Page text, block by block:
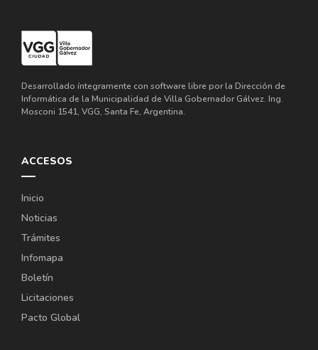
Desarrollado íntegramente con software libre por la Dirección de
Informática de la Municipalidad de Villa Gobernador Gálvez. Ing.
Mosconi 1541, VGG, Santa Fe, Argentina.
ACCESOS
Inicio
Noticias
Trámites
Infomapa
Boletín
Licitaciones
Pacto Global